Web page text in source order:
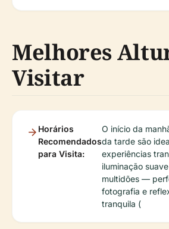
Melhores
Visitar
Horários
Recomendados
para Visita:
O início da
da tarde são
experiências
iluminação
multidões —
fotografia e
tranquila (